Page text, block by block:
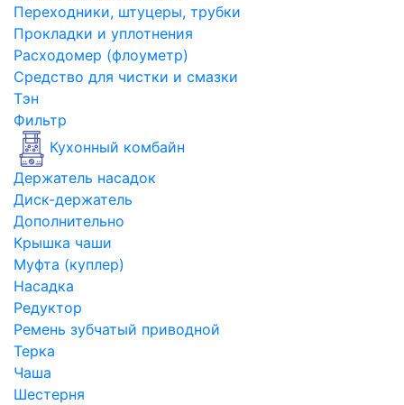
Переходники, штуцеры, трубки
Прокладки и уплотнения
Расходомер (флоуметр)
Средство для чистки и смазки
Тэн
Фильтр
Кухонный комбайн
Держатель насадок
Диск-держатель
Дополнительно
Крышка чаши
Муфта (куплер)
Насадка
Редуктор
Ремень зубчатый приводной
Терка
Чаша
Шестерня